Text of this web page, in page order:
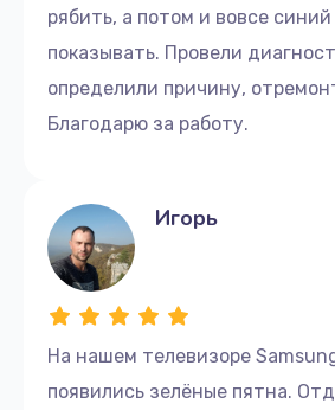
рябить, а потом и вовсе синий
показывать. Провели
определили причину,
Благодарю за работу.
На нашем телевизоре
появились зелёные пятна.
Игорь